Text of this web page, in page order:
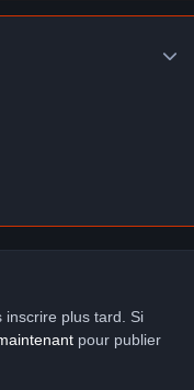
inscrire plus tard. Si
pour publier